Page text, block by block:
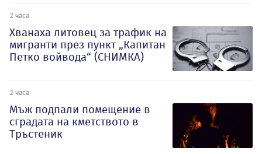
2 часа
Хванаха литовец за трафик на
мигранти през пункт „Капитан
Петко войвода“ (СНИМКА)
2 часа
Мъж подпали помещение в
сградата на кметството в
Тръстеник